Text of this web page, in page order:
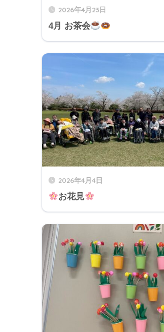
2026年4月23日
4月 お茶会
2026年4月4日
お花見